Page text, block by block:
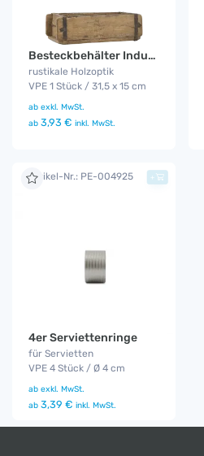
Besteckbehälter Industrial Holz
rustikale Holzoptik
VPE 1 Stück / 31,5 x 15 cm
ab exkl. MwSt.
ab 3,93 € inkl. MwSt.
Artikel-Nr.: PE-004925
4er Serviettenringe
für Servietten
VPE 4 Stück / Ø 4 cm
ab exkl. MwSt.
ab 3,39 € inkl. MwSt.
+